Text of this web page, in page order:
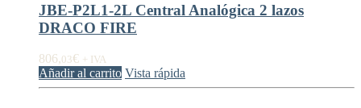
JBE-P2L1-2L Central Analógica 2 lazos
DRACO FIRE
806,03€ + IVA
Añadir al carrito Vista rápida